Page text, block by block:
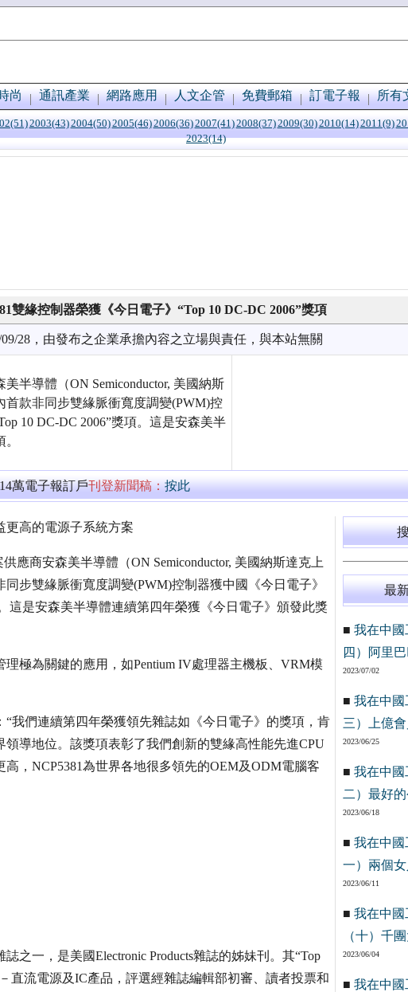
尚 通訊產業 網路應用 人文企管 免費郵箱 訂電子報 所有
2003(43)2004(50)2005(46)2006(36)2007(41)2008(37)2009(30)2010(14)2011(9)
2023(14)
雙緣控制器榮獲《今日電子》“Top 10 DC-DC 2006”獎項
28，由發布之企業承擔內容之立場與責任，與本站無關
半導體（ON Semiconductor, 美國納斯
款非同步雙緣脈衝寬度調變(PWM)控
10 DC-DC 2006”獎項。這是安森美半
萬電子報訂戶刊登新聞稿：按此
更高的電源子系統方案
應商安森美半導體（ON Semiconductor, 美國納斯達克上
步雙緣脈衝寬度調變(PWM)控制器獲中國《今日電子》
這是安森美半導體連續第四年榮獲《今日電子》頒發此獎
極為關鍵的應用，如Pentium IV處理器主機板、VRM模
我們連續第四年榮獲領先雜誌如《今日電子》的獎項，肯
導地位。該獎項表彰了我們創新的雙緣高性能先進CPU
，NCP5381為世界各地很多領先的OEM及ODM電腦客
之一，是美國Electronic Products雜誌的姊妹刊。其“Top
直流電源及IC產品，評選經雜誌編輯部初審、讀者投票和
最
■ 我在中國
四）阿里
2023/07/02
■ 我在中國
三）上億
2023/06/25
■ 我在中國
二）最好
2023/06/18
■ 我在中國
一）兩個
2023/06/11
■ 我在中國
（十）千
2023/06/04
■ 我在中國